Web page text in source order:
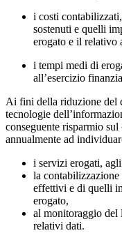
i costi
sostenuti e quelli
erogato e il relativo
i tempi medi di
all’esercizio
Ai fini della riduzione del
tecnologie
conseguente risparmio
annualmente ad
i servizi erogati,
la contabilizzazione
effettivi e di quelli
erogato,
al monitoraggio del
relativi dati.